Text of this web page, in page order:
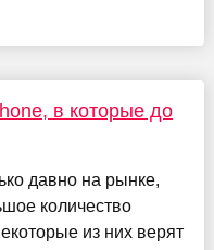
в которые до
давно на рынке,
количество
из них верят